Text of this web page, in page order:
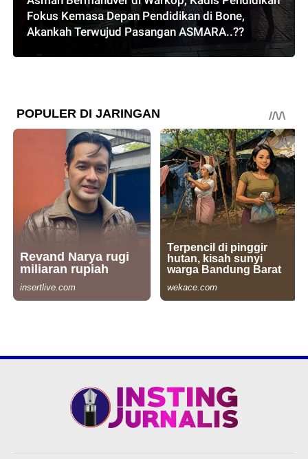
Fokus Kemasa Depan Pendidikan di Bone,
Akankah Terwujud Pasangan ASMARA..??